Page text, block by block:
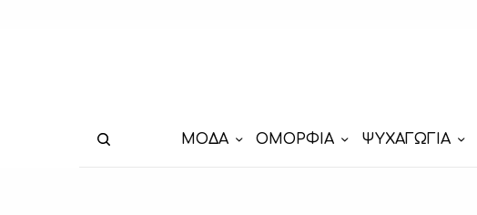
ΜΟΔΑ ΟΜΟΡΦΙΑ ΨΥΧΑΓΩΓΙΑ